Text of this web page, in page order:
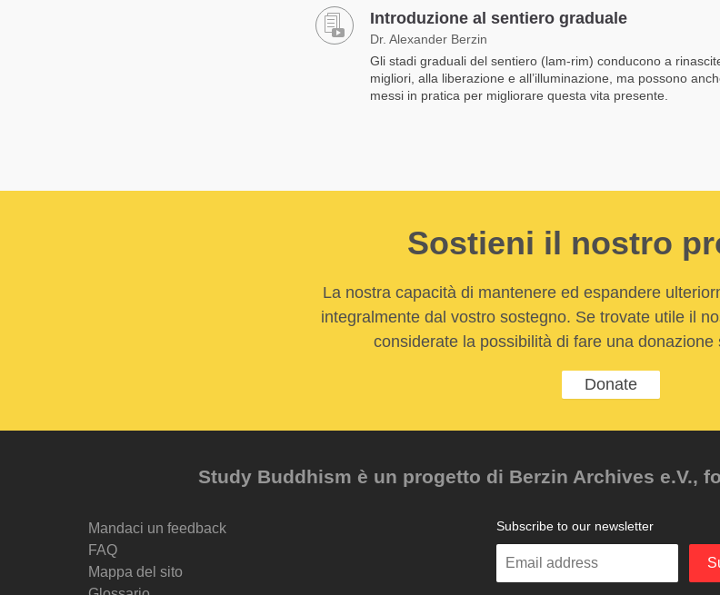
Introduzione al sentiero graduale
Dr. Alexander Berzin
Gli stadi graduali del sentiero (lam-rim) conducono a
migliori, alla liberazione e all’illuminazione, ma possono
messi in pratica per migliorare questa vita presente.
Sostieni il nostro
La nostra capacità di mantenere ed espandere
integralmente dal vostro sostegno. Se trovate utile il
considerate la possibilità di fare una donazione
Donate
Study Buddhism è un progetto di Berzin Archives e.V.,
Mandaci un feedback
FAQ
Mappa del sito
Subscribe to our newsletter
Enter